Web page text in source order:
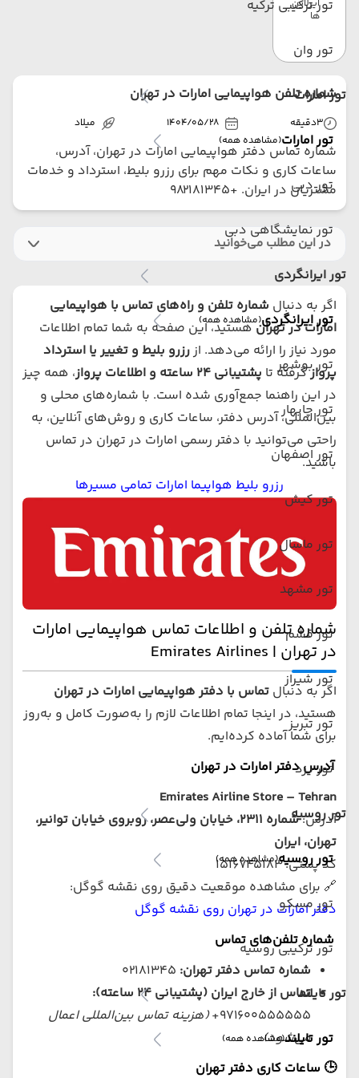
تور ترکیبی ترکیه
تور وان
تور امارات
تور امارات(مشاهده همه)
تور دبی
تور نمایشگاهی دبی
تور ایرانگردی
تور ایرانگردی(مشاهده همه)
تور بوشهر
تور چابهار
تور اصفهان
تور کیش
تور ماسال
تور مشهد
تور قشم
تور شیراز
تور تبریز
تور یزد
تور روسیه
تور روسیه(مشاهده همه)
تور مسکو
تور ترکیبی روسیه
تور تایلند
تور تایلند(مشاهده همه)
ایرلاین
ها
شماره تلفن هواپیمایی امارات در تهران
3دقیقه 1404/05/28 میلاد
شماره تماس دفتر هواپیمایی امارات در تهران، آدرس،
ساعات کاری و نکات مهم برای رزرو بلیط، استرداد و خدمات
مشتریان در ایران. +982181345
در این مطلب می‌خوانید
اگر به دنبال شماره تلفن و راه‌های تماس با هواپیمایی
امارات در تهرانهستید، این صفحه به شما تمام اطلاعات
مورد نیاز را ارائه می‌دهد. ازرزرو بلیط و تغییر یا استرداد
پروازگرفته تا پشتیبانی ۲۴ ساعته و اطلاعات پرواز
، همه چیز
در این راهنما جمع‌آوری شده است. با شماره‌های محلی و
بین‌المللی، آدرس دفتر، ساعات کاری و روش‌های آنلاین، به
راحتی می‌توانید با دفتر رسمی امارات در تهران در تماس
باشید.
رزرو بلیط هواپیما امارات تمامی مسیرها
شماره تلفن و اطلاعات تماس هواپیمایی امارات
در تهران | Emirates Airlines
اگر به دنبال تماس با دفتر هواپیمایی امارات در تهران
هستید، در اینجا تمام اطلاعات لازم را به‌صورت کامل و به‌روز
برای شما آماده کرده‌ایم.
آدرس دفتر امارات در تهران
Emirates Airline Store – Tehran
آدرس:
شماره ۲۳۱۱، خیابان ولی‌عصر، روبروی خیابان توانیر،
تهران، ایران
کد پستی: ۱۵۱۶۷۴۵۱۸۳
🔗 برای مشاهده موقعیت دقیق روی نقشه گوگل:
دفتر امارات در تهران روی نقشه گوگل
شماره تلفن‌های تماس
شماره تماس دفتر تهران:
تماس از خارج ایران (پشتیبانی ۲۴ ساعته):
971600555555+ (هزینه تماس بین‌المللی اعمال
می‌شود)
🕒 ساعات کاری دفتر تهران